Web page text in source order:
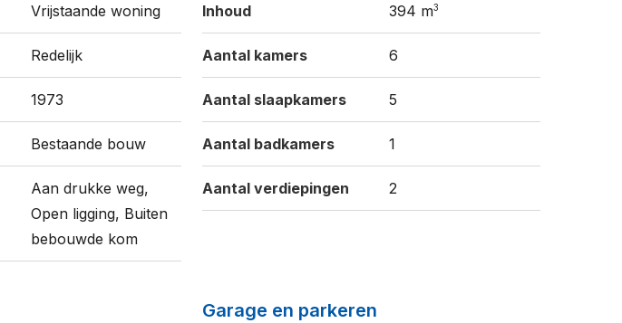
Vrijstaande woning
Redelijk
1973
Bestaande bouw
Aan drukke weg,
Open ligging, Buiten
bebouwde kom
Inhoud 394 m3
Aantal kamers 6
Aantal slaapkamers 5
Aantal badkamers 1
Aantal verdiepingen 2
Garage en parkeren